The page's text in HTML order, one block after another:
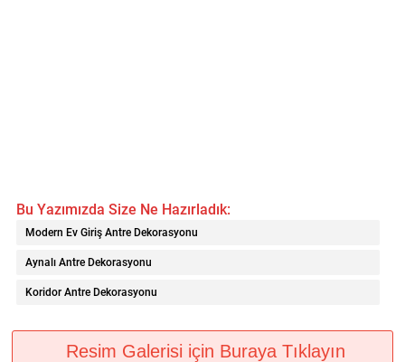
Bu Yazımızda Size Ne Hazırladık:
Modern Ev Giriş Antre Dekorasyonu
Aynalı Antre Dekorasyonu
Koridor Antre Dekorasyonu
Resim Galerisi için Buraya Tıklayın